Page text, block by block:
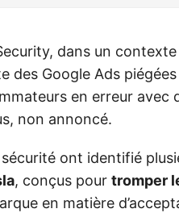
dans un
des Google Ads
en erreur
non annoncé.
ont identifié
, conçus pour tromper
en matière